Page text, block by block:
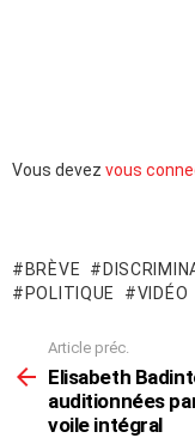
Laisser
Vous devez vous
BRÈVE
POLITIQUE
VIDÉO
voir
Article préc.
Elisabeth
auditionnées
voile intégral